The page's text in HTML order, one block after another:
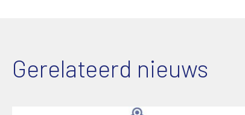
Gerelateerd nieuws